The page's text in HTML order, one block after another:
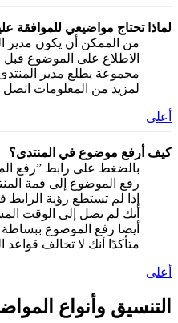
لماذا تحتاج مواضيعي للموافقة
من الممكن أن يكون مدير
الاطلاع على الموضوع
مجموعة يطلع مدير
لمزيد من المعلومات اتصل
أعلى
كيف أرفع موضوع في المنتدى؟
بالضغط على رابط ”رفع
رفع الموضوع إلى قمة
إذا لم تستطع رؤية الرابط
أنك لم تصل إلى الوقت
أيضا رفع الموضوع
متأكدًا أنك لا تخالف قواعد
أعلى
التنسيق وأنواع